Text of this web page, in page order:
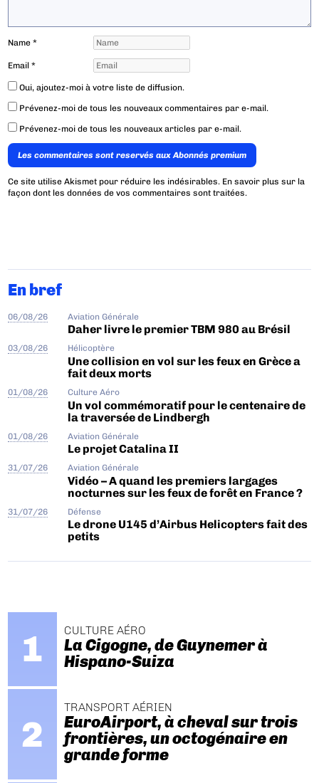
Name*
Email*
Oui, ajoutez-moi à votre liste de diffusion.
Prévenez-moi de tous les nouveaux commentaires par e-mail.
Prévenez-moi de tous les nouveaux articles par e-mail.
Les commentaires sont reservés aux Abonnés premium
Ce site utilise Akismet pour réduire les indésirables. En savoir plus sur la
façon dont les données de vos commentaires sont traitées.
En bref
06/08/26 Aviation Générale
Daher livre le premier TBM 980 au Brésil
03/08/26 Hélicoptère
Une collision en vol sur les feux en Grèce a
fait deux morts
01/08/26 Culture Aéro
Un vol commémoratif pour le centenaire de
la traversée de Lindbergh
01/08/26 Aviation Générale
Le projet Catalina II
31/07/26 Aviation Générale
Vidéo – A quand les premiers largages
nocturnes sur les feux de forêt en France ?
31/07/26 Défense
Le drone U145 d’Airbus Helicopters fait des
petits
CULTURE AÉRO
La Cigogne, de Guynemer à
Hispano-Suiza
TRANSPORT AÉRIEN
EuroAirport, à cheval sur trois
frontières, un octogénaire en
grande forme